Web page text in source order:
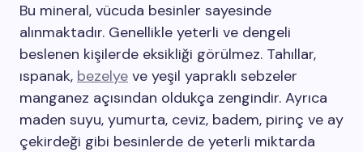
Bu mineral, vücuda besinler sayesinde
alınmaktadır. Genellikle yeterli ve dengeli
beslenen kişilerde eksikliği görülmez. Tahıllar,
ıspanak, bezelye ve yeşil yapraklı sebzeler
manganez açısından oldukça zengindir. Ayrıca
maden suyu, yumurta, ceviz, badem, pirinç ve ay
çekirdeği gibi besinlerde de yeterli miktarda